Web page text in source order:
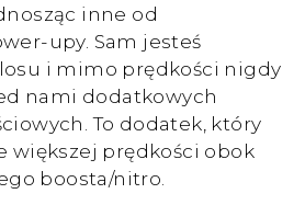
inne od
upy. Sam jesteś
i mimo prędkości nigdy
nami dodatkowych
To dodatek, który
większej prędkości obok
boosta/nitro.